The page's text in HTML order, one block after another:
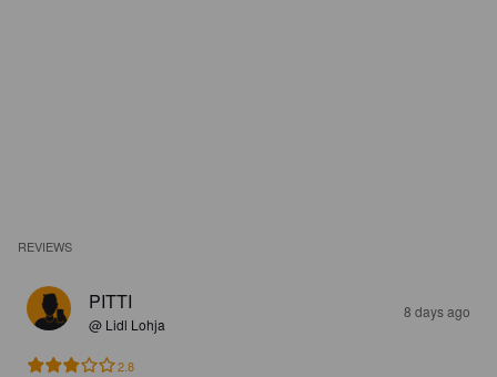
REVIEWS
PITTI
@ Lidl Lohja
8 days ago
2.8